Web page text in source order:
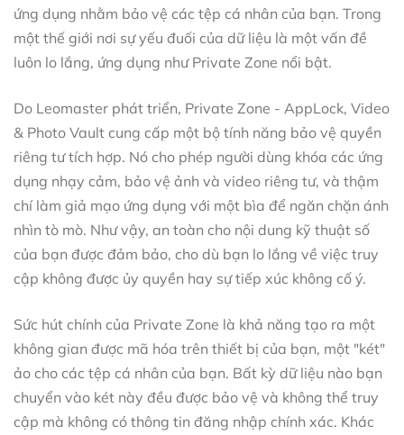
ứng dụng nhằm bảo vệ các tệp cá nhân của bạn. Trong
một thế giới nơi sự yếu đuối của dữ liệu là một vấn đề
luôn lo lắng, ứng dụng như Private Zone nổi bật.
Do Leomaster phát triển, Private Zone - AppLock, Video
& Photo Vault cung cấp một bộ tính năng bảo vệ quyền
riêng tư tích hợp. Nó cho phép người dùng khóa các ứng
dụng nhạy cảm, bảo vệ ảnh và video riêng tư, và thậm
chí làm giả mạo ứng dụng với một bìa để ngăn chặn ánh
nhìn tò mò. Như vậy, an toàn cho nội dung kỹ thuật số
của bạn được đảm bảo, cho dù bạn lo lắng về việc truy
cập không được ủy quyền hay sự tiếp xúc không cố ý.
Sức hút chính của Private Zone là khả năng tạo ra một
không gian được mã hóa trên thiết bị của bạn, một "két"
ảo cho các tệp cá nhân của bạn. Bất kỳ dữ liệu nào bạn
chuyển vào két này đều được bảo vệ và không thể truy
cập mà không có thông tin đăng nhập chính xác. Khác